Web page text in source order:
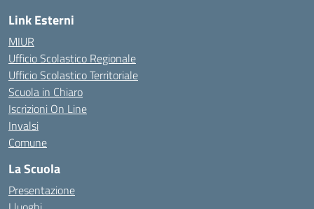
Link Esterni
MIUR
Ufficio Scolastico Regionale
Ufficio Scolastico Territoriale
Scuola in Chiaro
Iscrizioni On Line
Invalsi
Comune
La Scuola
Presentazione